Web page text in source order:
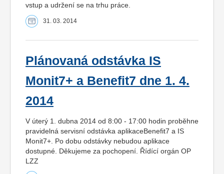
vstup a udržení se na trhu práce.
31. 03. 2014
Plánovaná odstávka IS
Monit7+ a Benefit7 dne 1. 4.
2014
V úterý 1. dubna 2014 od 8:00 - 17:00 hodin proběhne
pravidelná servisní odstávka aplikaceBenefit7 a IS
Monit7+. Po dobu odstávky nebudou aplikace
dostupné. Děkujeme za pochopení. Řídící orgán OP
LZZ